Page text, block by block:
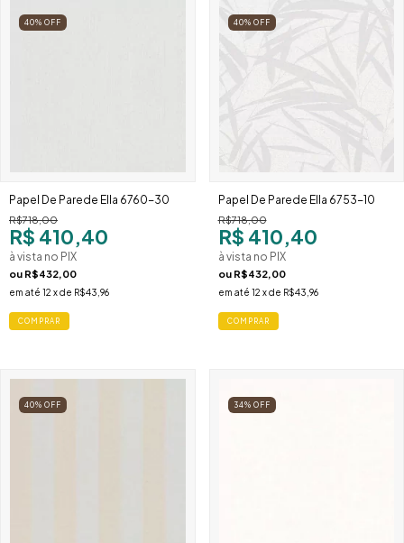
40% OFF
Papel De Parede Ella 6760-30
R$718,00
R$ 410,40
à vista no PIX
ou R$432,00
em até 12 x de R$43,96
40% OFF
Papel De Parede Ella 6753-10
R$718,00
R$ 410,40
à vista no PIX
ou R$432,00
em até 12 x de R$43,96
40% OFF 34% OFF